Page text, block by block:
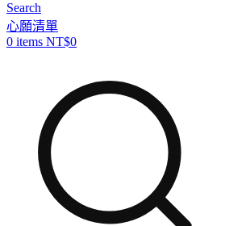
Search
心願清單
0 items NT$0